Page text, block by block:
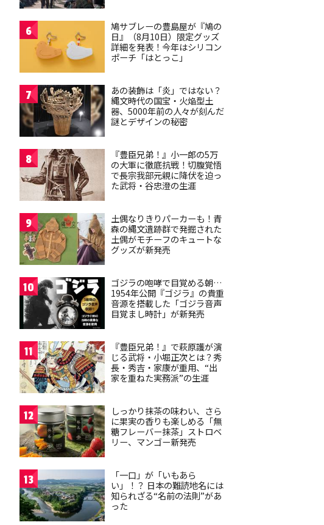
6
鳩サブレーの豊島屋が『鳩の
日』（8月10日）限定グッズ
詳細を発表！今年はシリコン
ポーチ「はとっこ」
7
あの装飾は「炎」ではない？
縄文時代の国宝・火焔型土
器、5000年前の人々が刻んだ
謎とデザインの秘密
8
『豊臣兄弟！』小一郎の5万
の大軍に徹底抗戦！切腹覚悟
で長宗我部元親に降伏を迫っ
た武将・谷忠澄の生涯
9
土偶なりきりパーカーも！青
森の縄文遺跡群で発掘された
土偶がモチーフのキュートな
グッズが新発売
10
ゴジラの咆哮で目覚める朝…
1954年公開『ゴジラ』の貴重
音源を搭載した「ゴジラ音声
目覚まし時計」が新発売
11
『豊臣兄弟！』で萩原護が演
じる武将・小堀正次とは？秀
長・秀吉・家康が重用、“出
家を重ねた実務派”の生涯
12
しっかり抹茶の味わい、さら
に果実の香りも楽しめる「無
糖フレーバー抹茶」ストロベ
リー、マンゴー新発売
13
「一口」が「いもあら
い」！？ 日本の難読地名には
知られざる“名前の法則”があ
った